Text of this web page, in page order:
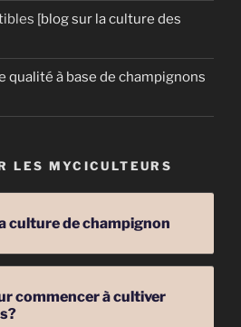
[blog sur la culture des
qualité à base de champignons
LES MYCICULTEURS
culture de champignon
commencer à cultiver